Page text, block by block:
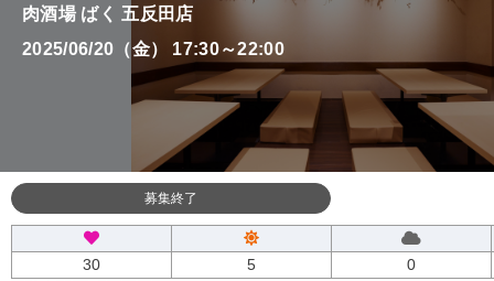
肉酒場 ばく 五反田店
2025/06/20（金） 17:30～22:00
募集終了
30 5 0